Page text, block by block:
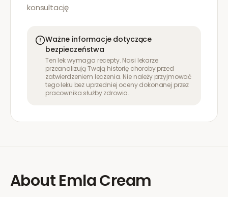
konsultację
Ważne informacje dotyczące
bezpieczeństwa
Ten lek wymaga recepty. Nasi lekarze
przeanalizują Twoją historię choroby przed
zatwierdzeniem leczenia. Nie należy przyjmować
tego leku bez uprzedniej oceny dokonanej przez
pracownika służby zdrowia.
AboutEmla Cream